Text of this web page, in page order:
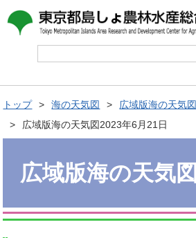
トップ 海の天気図
広域版海の天気図
広域版海の天気図2023年6月21日
広域版海の天気図